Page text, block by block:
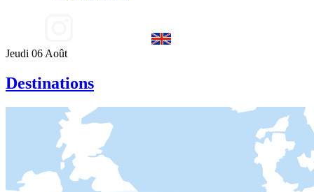
Jeudi 06 Août
Destinations